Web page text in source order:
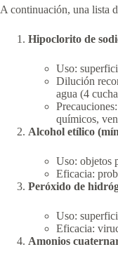
A continuación, una lista
Hipoclorito de
Uso:
Dilución
agua (4
químicos,
Alcohol etílico
Uso: objetos
Eficacia:
Peróxido de
Uso:
Eficacia:
Amonios